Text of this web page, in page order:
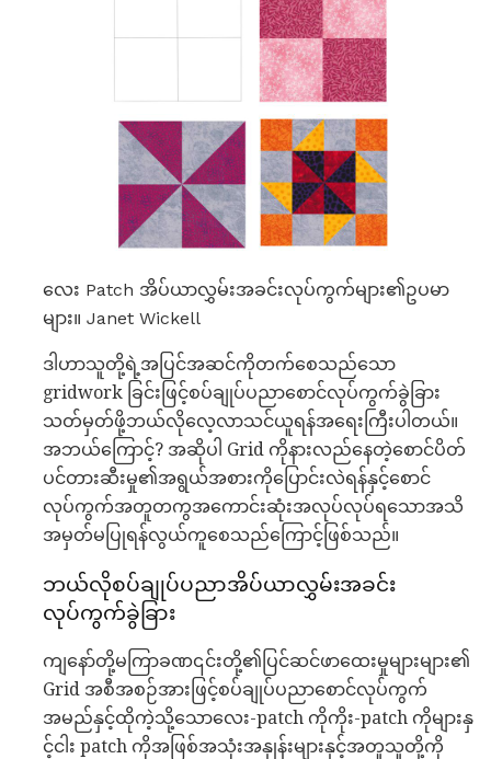
လေး Patch အိပ်ယာလွှမ်းအခင်းလုပ်ကွက်များ၏ဥပမာ
များ။ Janet Wickell
ဒါဟာသူတို့ရဲ့အပြင်အဆင်ကိုတက်စေသည်သော
gridwork ခြင်းဖြင့်စပ်ချုပ်ပညာစောင်လုပ်ကွက်ခွဲခြား
သတ်မှတ်ဖို့ဘယ်လိုလေ့လာသင်ယူရန်အရေးကြီးပါတယ်။
အဘယ်ကြောင့်? အဆိုပါ Grid ကိုနားလည်နေတဲ့စောင်ပိတ်
ပင်တားဆီးမှု၏အရွယ်အစားကိုပြောင်းလဲရန်နှင့်စောင်
လုပ်ကွက်အတူတကွအကောင်းဆုံးအလုပ်လုပ်ရသောအသိ
အမှတ်မပြုရန်လွယ်ကူစေသည်ကြောင့်ဖြစ်သည်။
ဘယ်လိုစပ်ချုပ်ပညာအိပ်ယာလွှမ်းအခင်း
လုပ်ကွက်ခွဲခြား
ကျနော်တို့မကြာခဏ၎င်းတို့၏ပြင်ဆင်ဖာထေးမှုများများ၏
Grid အစီအစဉ်အားဖြင့်စပ်ချုပ်ပညာစောင်လုပ်ကွက်
အမည်နှင့်ထိုကဲ့သို့သောလေး-patch ကိုကိုး-patch ကိုများနှ
င့်ငါး patch ကိုအဖြစ်အသုံးအနှုန်းများနှင့်အတူသူတို့ကို